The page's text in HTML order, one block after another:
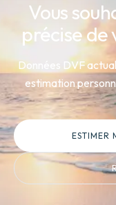
Vous
précise de
Données DVF
estimation
ESTIMER